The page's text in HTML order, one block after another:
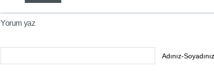
Yorum yaz
Adınız-